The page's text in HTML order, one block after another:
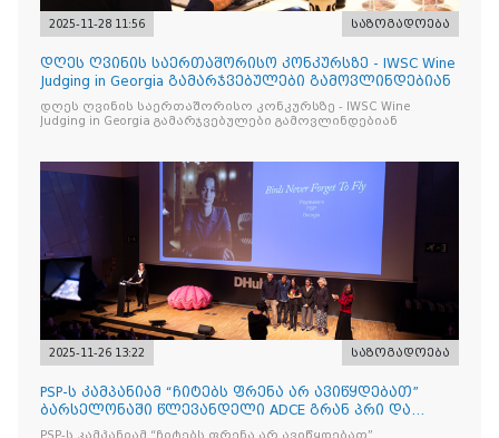
2025-11-28 11:56 საზოგადოება
დღეს ღვინის საერთაშორისო კონკურსზე - IWSC Wine
Judging in Georgia გამარჯვებულები გამოვლინდებიან
დღეს ღვინის საერთაშორისო კონკურსზე - IWSC Wine
Judging in Georgia გამარჯვებულები გამოვლინდებიან
2025-11-26 13:22 საზოგადოება
PSP-ს კამპანიამ “ჩიტებს ფრენა არ ავიწყდებათ”
ბარსელონაში წლევანდელი ADCE გრან პრი და
ჯამში 5 ჯილდო მ
PSP-ს კამპანიამ “ჩიტებს ფრენა არ ავიწყდებათ”